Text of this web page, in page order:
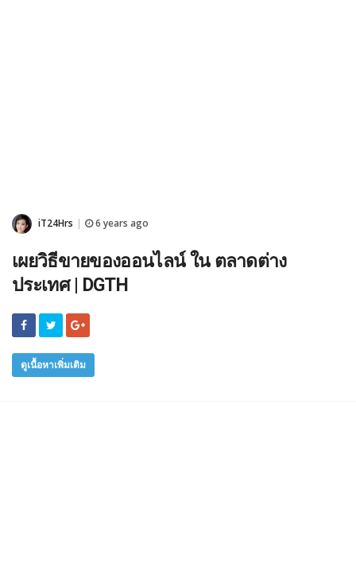
iT24Hrs 6 years ago
เผยวิธีขายของออนไลน์ ใน ตลาดต่าง
ประเทศ | DGTH
ดูเนื้อหาเพิ่มเติม